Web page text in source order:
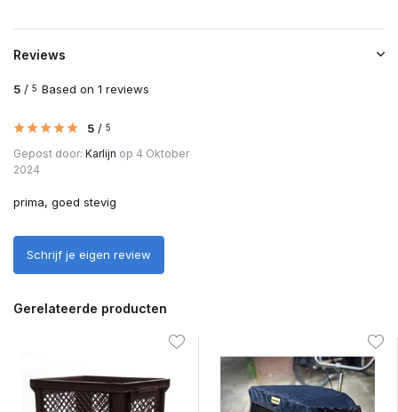
Reviews
5 / 5 Based on 1 reviews
5 / 5
Gepost door: Karlijn op 4 Oktober
2024
prima, goed stevig
Schrijf je eigen review
Gerelateerde producten